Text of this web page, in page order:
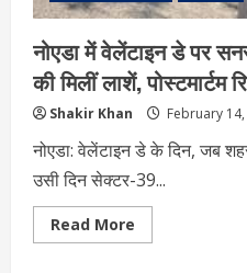
नोएडा में वेलेंटाइन डे पर
की मिलीं लाशें, पोस्टमार्टम
Shakir Khan February
नोएडा: वेलेंटाइन डे के दिन, जब
उसी दिन सेक्टर-39...
Read More
more